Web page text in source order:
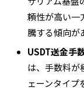
頼性が高い一
騰する傾向が
USDT送金手
は、手数料
ェーンタイプ